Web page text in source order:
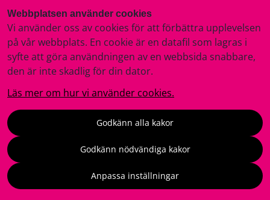
Webbplatsen använder cookies
Vi använder oss av cookies för att förbättra upplevelsen
på vår webbplats. En cookie är en datafil som lagras i
syfte att göra användningen av en webbsida snabbare,
den är inte skadlig för din dator.
Läs mer om hur vi använder cookies.
Godkänn alla kakor
Godkänn nödvändiga kakor
Anpassa inställningar